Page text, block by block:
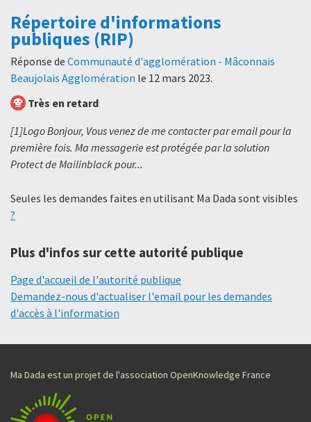
Répertoire d'informations
publiques (RIP)
Réponse de Communauté d'agglomération - Mâconnais
Beaujolais Agglomération le 12 mars 2023.
Très en retard
[1]Logo Bonjour, Vous venez de me contacter par email pour la
première fois. Ma messagerie est protégée par la solution
Protect de Mailinblack pour...
Seules les demandes faites en utilisant Ma Dada sont visibles
?
Plus d'infos sur cette autorité publique
Page d'accueil de l'autorité publique
Demandez-nous d'actualiser l'email pour les demandes
d'accès à l'information
Ma Dada est un projet de l'association OpenKnowledge France